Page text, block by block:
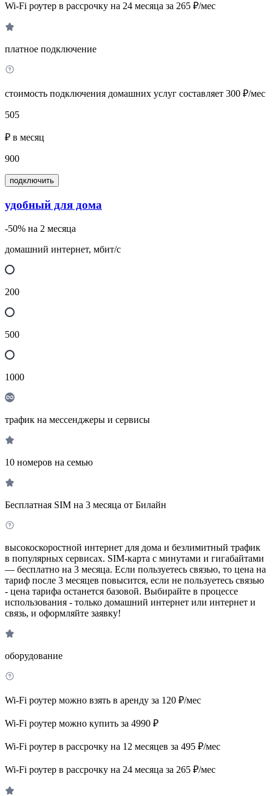
Wi-Fi роутер в рассрочку на 24 месяца за 265 ₽/мес
платное подключение
стоимость подключения домашних услуг составляет 300 ₽/мес
505
₽ в месяц
900
подключить
удобный для дома
-50% на 2 месяца
домашний интернет, мбит/с
200
500
1000
трафик на мессенджеры и сервисы
10 номеров на семью
Бесплатная SIM на 3 месяца от Билайн
высокоскоростной интернет для дома и безлимитный трафик
в популярных сервисах. SIM-карта с минутами и гигабайтами
— бесплатно на 3 месяца. Если пользуетесь связью, то цена на
тариф после 3 месяцев повысится, если не пользуетесь связью
- цена тарифа останется базовой. Выбирайте в процессе
использования - только домашний интернет или интернет и
связь, и оформляйте заявку!
оборудование
Wi-Fi роутер можно взять в аренду за 120 ₽/мес
Wi-Fi роутер можно купить за 4990 ₽
Wi-Fi роутер в рассрочку на 12 месяцев за 495 ₽/мес
Wi-Fi роутер в рассрочку на 24 месяца за 265 ₽/мес